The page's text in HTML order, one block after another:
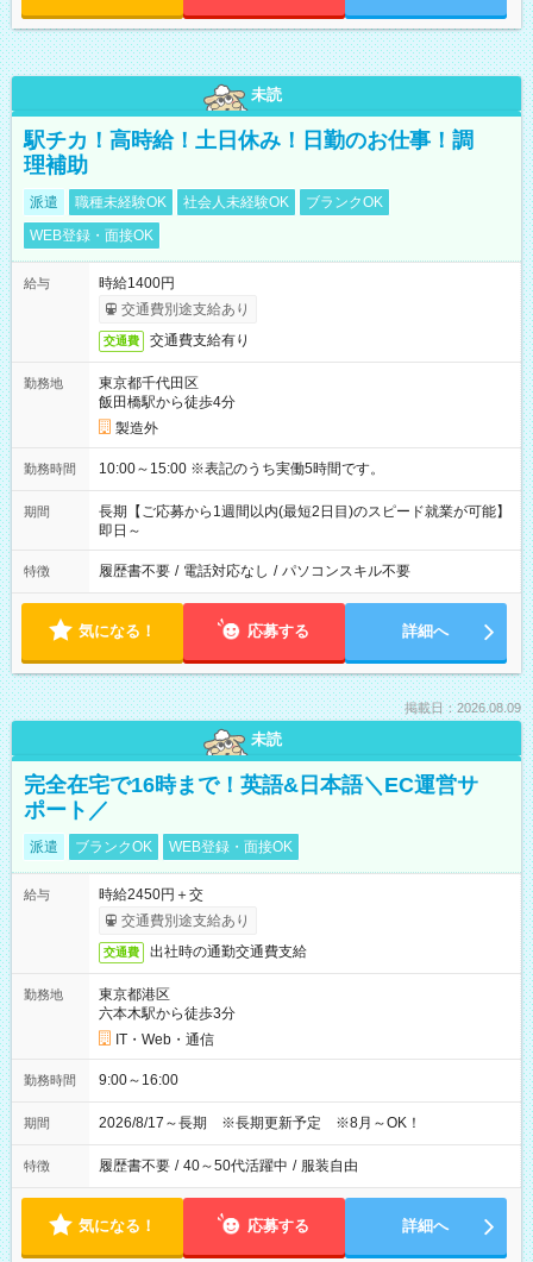
未読
駅チカ！高時給！土日休み！日勤のお仕事！調
理補助
派遣 職種未経験OK 社会人未経験OK
ブランクOK
WEB登録・面接OK
給与
時給1400円
交通費別途支給あり
交通費 交通費支給有り
勤務地
東京都千代田区
飯田橋駅から徒歩4分
製造外
勤務時間 10:00～15:00 ※表記のうち実働5時間です。
期間
長期【ご応募から1週間以内(最短2日目)のスピード就業が可能】
即日～
特徴 履歴書不要 / 電話対応なし / パソコンスキル不要
気になる！ 応募する 詳細へ
掲載日：2026.08.09
未読
完全在宅で16時まで！英語&日本語＼EC運営サ
ポート／
派遣 ブランクOK WEB登録・面接OK
給与
時給2450円＋交
交通費別途支給あり
交通費 出社時の通勤交通費支給
勤務地
東京都港区
六本木駅から徒歩3分
IT・Web・通信
勤務時間 9:00～16:00
期間 2026/8/17～長期 ※長期更新予定 ※8月～OK！
特徴 履歴書不要 / 40～50代活躍中 / 服装自由
気になる！ 応募する 詳細へ